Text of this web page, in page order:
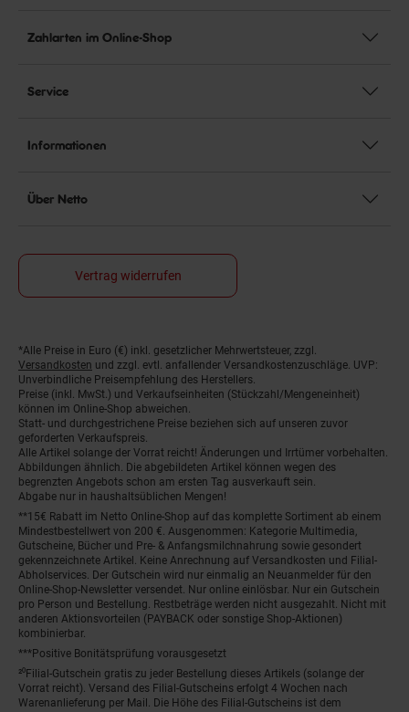
Zahlarten im Online-Shop
Service
Informationen
Über Netto
Vertrag widerrufen
Fußnoten
*Alle Preise in Euro (€) inkl. gesetzlicher Mehrwertsteuer, zzgl.
Versandkosten und zzgl. evtl. anfallender Versandkostenzuschläge. UVP:
Unverbindliche Preisempfehlung des Herstellers.
Preise (inkl. MwSt.) und Verkaufseinheiten (Stückzahl/Mengeneinheit)
können im Online-Shop abweichen.
Statt- und durchgestrichene Preise beziehen sich auf unseren zuvor
geforderten Verkaufspreis.
Alle Artikel solange der Vorrat reicht! Änderungen und Irrtümer vorbehalten.
Abbildungen ähnlich. Die abgebildeten Artikel können wegen des
begrenzten Angebots schon am ersten Tag ausverkauft sein.
Abgabe nur in haushaltsüblichen Mengen!
**15€ Rabatt im Netto Online-Shop auf das komplette Sortiment ab einem
Mindestbestellwert von 200 €. Ausgenommen: Kategorie Multimedia,
Gutscheine, Bücher und Pre- & Anfangsmilchnahrung sowie gesondert
gekennzeichnete Artikel. Keine Anrechnung auf Versandkosten und Filial-
Abholservices. Der Gutschein wird nur einmalig an Neuanmelder für den
Online-Shop-Newsletter versendet. Nur online einlösbar. Nur ein Gutschein
pro Person und Bestellung. Restbeträge werden nicht ausgezahlt. Nicht mit
anderen Aktionsvorteilen (PAYBACK oder sonstige Shop-Aktionen)
kombinierbar.
***Positive Bonitätsprüfung vorausgesetzt
²⁰Filial-Gutschein gratis zu jeder Bestellung dieses Artikels (solange der
Vorrat reicht). Versand des Filial-Gutscheins erfolgt 4 Wochen nach
Warenanlieferung per Mail. Die Höhe des Filial-Gutscheins ist dem